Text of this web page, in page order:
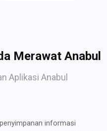
Merawat Anabul
Aplikasi Anabul
informasi